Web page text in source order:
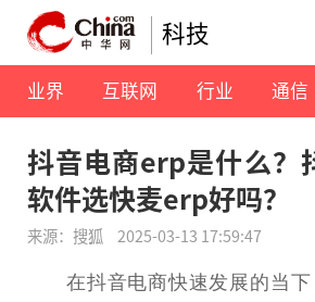
科技
业界 互联网 行业 通信
抖音电商erp是什么？
软件选快麦erp好吗？
来源：搜狐 2025-03-13 17:59:47
在抖音电商快速发展的当